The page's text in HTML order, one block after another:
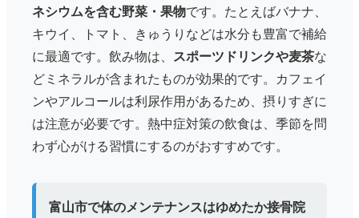
ネシウムを含む野菜・果物です。たとえばバナナ、
キウイ、トマト、きゅうりなどは水分も豊富で補給
に最適です。飲み物は、 スポーツドリンクや麦茶な
どミネラルが含まれたものが効果的です。カフェイ
ンやアルコールは利尿作用があるため、摂りすぎに
は注意が必要です。熱中症対策の飲食は、季節を問
わず心がける習慣にするのがおすすめです。
富山市で体のメンテナンスはゆめたか接骨院